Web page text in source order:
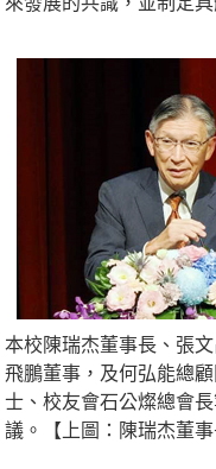
本校陳瑞杰董事長、張
飛鵬董事，及何弘能總
士、校友會石公燦總會
議。【上圖：陳瑞杰董